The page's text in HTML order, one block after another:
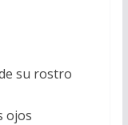
su rostro
ojos